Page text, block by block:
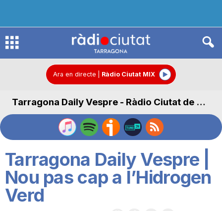
R
d
C
Ara en directe Ràdio Ciutat MIX
Tarragona Daily Vespre - Ràdio Ciutat de Tarragona
Tarragona Daily Vespre |
Nou pas cap a l’Hidrogen
Verd